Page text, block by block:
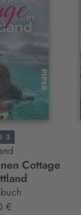
3
Cottage
€